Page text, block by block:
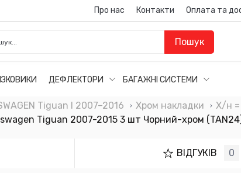
Про нас Контакти Оплата та
Пошук
ДЕФЛЕКТОРИ БАГАЖНІ СИСТЕМИ
Tiguan I 2007–2016 Хром накладки
Х/н =
Tiguan 2007-2015 3 шт Чорний-хром
ВІДГУКІВ 0